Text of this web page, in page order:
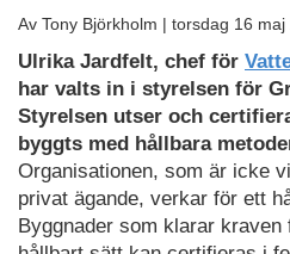
Av Tony Björkholm | torsdag 16 maj
Ulrika Jardfelt, chef för
har valts in i styrelsen för
Styrelsen utser och
byggts med hållbara
Organisationen, som är icke
privat ägande, verkar för ett
Byggnader som klarar